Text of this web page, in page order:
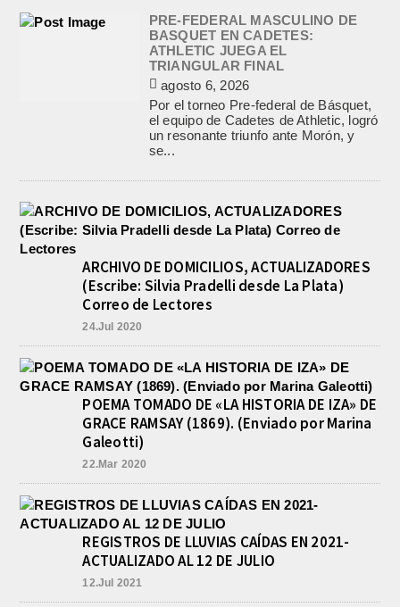
PRE-FEDERAL MASCULINO DE
BASQUET EN CADETES:
ATHLETIC JUEGA EL
TRIANGULAR FINAL
agosto 6, 2026
Por el torneo Pre-federal de Básquet,
el equipo de Cadetes de Athletic, logró
un resonante triunfo ante Morón, y
se...
ARCHIVO DE DOMICILIOS, ACTUALIZADORES
(Escribe: Silvia Pradelli desde La Plata)
Correo de Lectores
24.Jul 2020
POEMA TOMADO DE «LA HISTORIA DE IZA» DE
GRACE RAMSAY (1869). (Enviado por Marina
Galeotti)
22.Mar 2020
REGISTROS DE LLUVIAS CAÍDAS EN 2021-
ACTUALIZADO AL 12 DE JULIO
12.Jul 2021